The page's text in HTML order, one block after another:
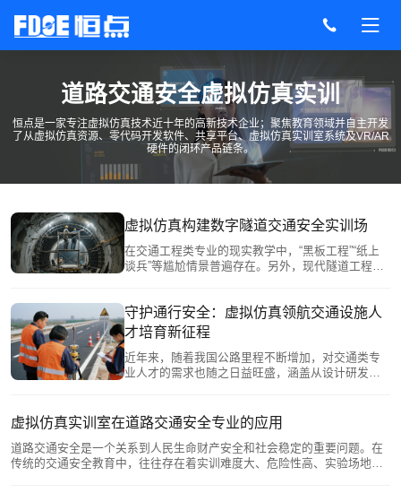
道路交通安全虚拟仿真实训
恒点是一家专注虚拟仿真技术近十年的高新技术企业；聚焦教育领域并自主开发
了从虚拟仿真资源、零代码开发软件、共享平台、虚拟仿真实训室系统及VR/AR
硬件的闭环产品链条。
虚拟仿真构建数字隧道交通安全实训场
在交通工程类专业的现实教学中，“黑板工程”“纸上
谈兵”等尴尬情景普遍存在。另外，现代隧道工程需
仿真技术，为隧道安全教育开辟新路径。以真实数
据为基础，参考现实中的隧道安全工程与操作，隧
道交通安全3D-LED交互显示系统为学员提供零风
险、低成本、沉浸式的虚拟实训环境，让学生能够
拥有更多的实践机会，突破传统教学瓶颈。
守护通行安全：虚拟仿真领航交通设施人
才培育新征程
近年来，随着我国公路里程不断增加，对交通类专
业人才的需求也随之日益旺盛，涵盖从设计研发到
供交通安全设施MR智能互动沙盘，真实还原交通安
全设施的设计、操作环境。同时，模拟不同天气、
交通流量等条件下的设施性能测试，为培养具备扎
实理论基础与实践能力的复合型人才提供了全新
虚拟仿真实训室在道路交通安全专业的应用
道路交通安全是一个关系到人民生命财产安全和社会稳定的重要问题。在
传统的交通安全教育中，往往存在着实训难度大、危险性高、实验场地不